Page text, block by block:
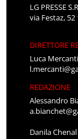
LG PRESSE
via Festaz, 52
DIRETTORE
Luca Mercanti
REDAZIONE
Alessandro
Danila Chenal